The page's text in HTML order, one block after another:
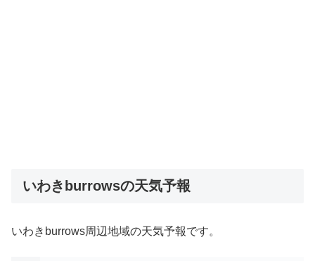
いわきburrowsの天気予報
いわきburrows周辺地域の天気予報です。